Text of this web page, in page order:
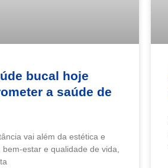
bucal hoje
a saúde de
vai além da estética e
estar e qualidade de vida,